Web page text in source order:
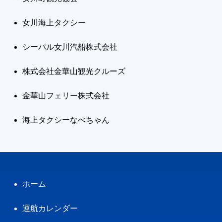
女川海上タクシー
シーパル女川汽船株式会社
株式会社金華山観光クルーズ
金華山フェリー株式会社
海上タクシーなべちゃん
ホーム
運航カレンダー